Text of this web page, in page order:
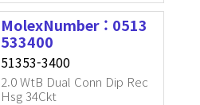
MolexNumber : 0513
533400
51353-3400
2.0 WtB Dual Conn Dip Rec
Hsg 34Ckt